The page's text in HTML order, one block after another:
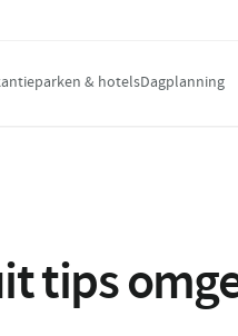
& hotelsDagplanning
tips